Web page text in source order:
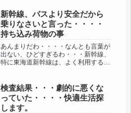
ヶ月位で、２週間ごとの診察が３週間
になると聞いていたが、今回は、11
月...
新幹線、バスより安全だから
乗りなさいと言った・・・・
持ち込み荷物の事
あんまりだわ・・・・なんとも言葉が
出ない、ひどすぎるわ・・・新幹線、
特に東海道新幹線は、よく利用する。
いなと思うと同時に、それより、正義
心で犯人を阻止しようとして、お亡く
な...
検査結果・・・劇的に悪くな
っていた・・・・快適生活探
します。